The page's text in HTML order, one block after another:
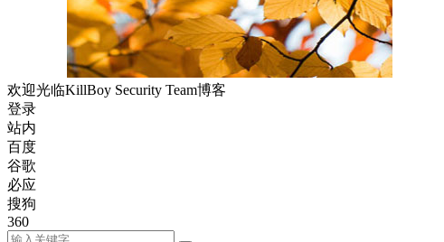
欢迎光临KillBoy Security Team博客
登录
站内
百度
谷歌
必应
搜狗
360